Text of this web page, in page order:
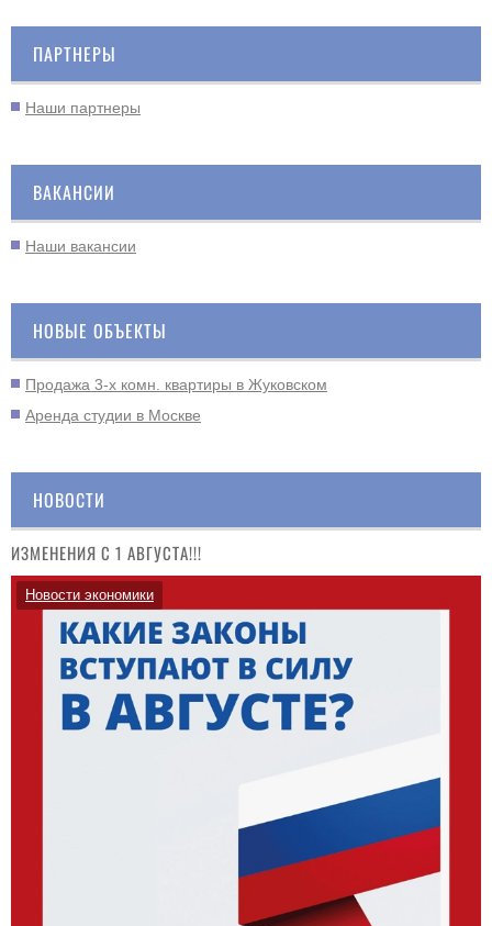
ПАРТНЕРЫ
Наши партнеры
ВАКАНСИИ
Наши вакансии
НОВЫЕ ОБЪЕКТЫ
Продажа 3-х комн. квартиры в Жуковском
Аренда студии в Москве
НОВОСТИ
ИЗМЕНЕНИЯ С 1 АВГУСТА!!!
Новости экономики